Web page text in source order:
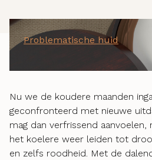
Problematische huid
Nu we de koudere maanden
geconfronteerd met nieuwe
mag dan verfrissend aanvoelen,
het koelere weer leiden tot
en zelfs roodheid. Met de